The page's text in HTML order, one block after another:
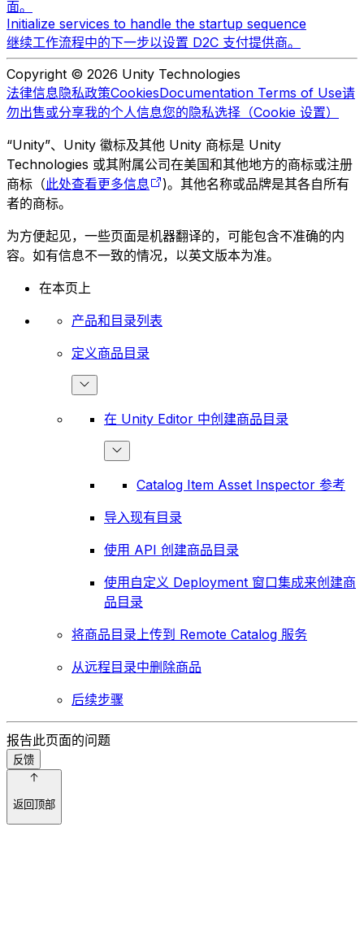
面。
Initialize services to handle the startup sequence
继续工作流程中的下一步以设置 D2C 支付提供商。
Copyright © 2026 Unity Technologies
法律信息隐私政策CookiesDocumentation Terms of Use请
勿出售或分享我的个人信息您的隐私选择（Cookie 设置）
“Unity”、Unity 徽标及其他 Unity 商标是 Unity
Technologies 或其附属公司在美国和其他地方的商标或注册
商标（此处查看更多信息
)。其他名称或品牌是其各自所有
者的商标。
为方便起见，一些页面是机器翻译的，可能包含不准确的内
容。如有信息不一致的情况，以英文版本为准。
在本页上
产品和目录列表
定义商品目录
在 Unity Editor 中创建商品目录
Catalog Item Asset Inspector 参考
导入现有目录
使用 API 创建商品目录
使用自定义 Deployment 窗口集成来创建商
品目录
将商品目录上传到 Remote Catalog 服务
从远程目录中删除商品
后续步骤
报告此页面的问题
反馈
返回顶部